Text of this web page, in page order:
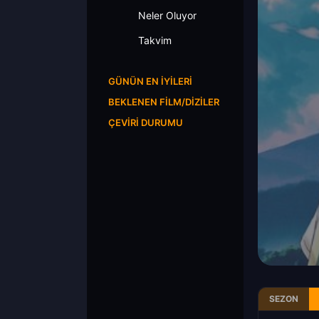
Neler Oluyor
Takvim
GÜNÜN EN İYILERI
BEKLENEN FILM/DIZILER
ÇEVIRI DURUMU
SEZON